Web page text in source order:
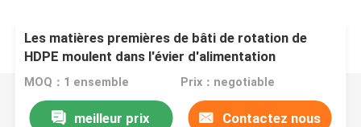
Les matières premières de bâti de rotation de
HDPE moulent dans l'évier d'alimentation
MOQ：1 ensemble Prix：negotiable
meilleur prix Contactez nous